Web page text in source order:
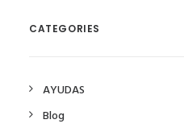
CATEGORIES
AYUDAS
Blog